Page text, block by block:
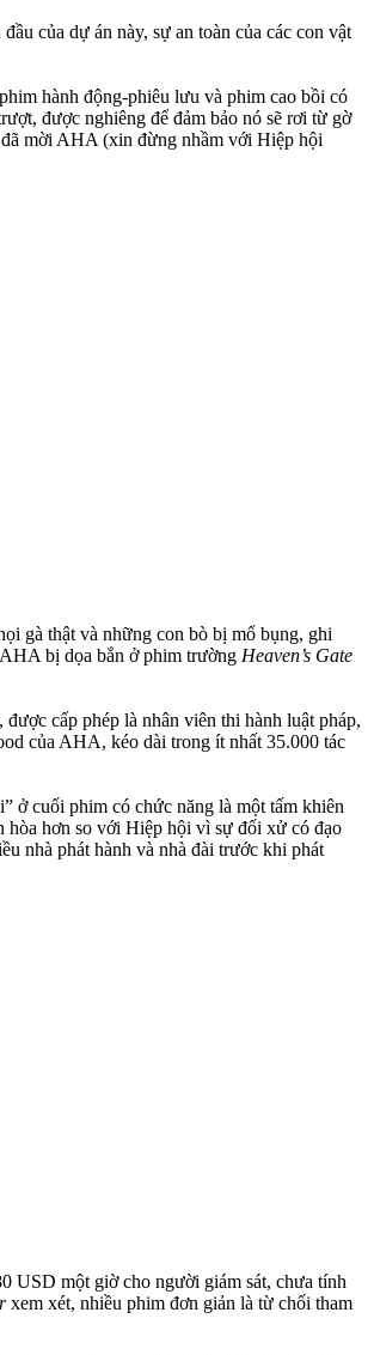
của dự án này, sự an toàn của các con vật
hành động-phiêu lưu và phim cao bồi có
được nghiêng để đảm bảo nó sẽ rơi từ gờ
mời AHA (xin đừng nhầm với Hiệp hội
gà thật và những con bò bị mổ bụng, ghi
bị dọa bắn ở phim trường Heaven’s Gate
cấp phép là nhân viên thi hành luật pháp,
của AHA, kéo dài trong ít nhất 35.000 tác
ở cuối phim có chức năng là một tấm khiên
hòa hơn so với Hiệp hội vì sự đối xử có đạo
nhà phát hành và nhà đài trước khi phát
USD một giờ cho người giám sát, chưa tính
xem xét, nhiều phim đơn giản là từ chối tham